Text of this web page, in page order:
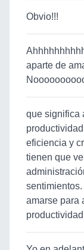
Obvio!!!
aparte de
que significa
eficiencia y
tienen que
amarse para